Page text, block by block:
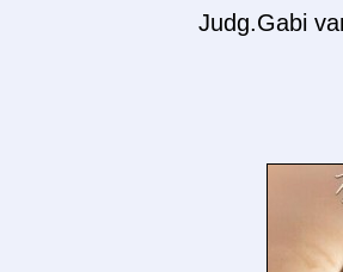
Judg.Gabi